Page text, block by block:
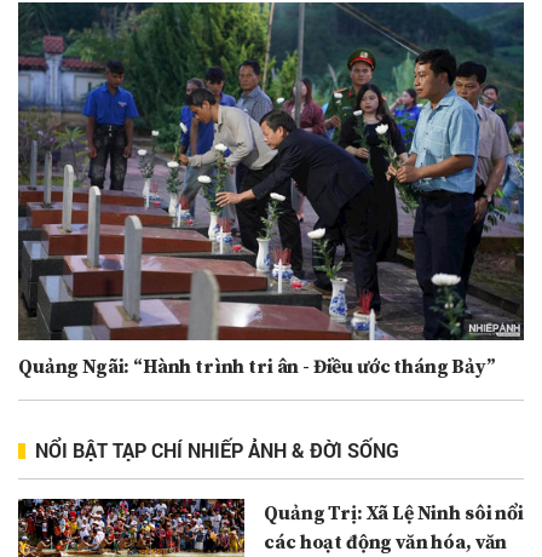
Quảng Ngãi: “Hành trình tri ân - Điều ước tháng Bảy”
NỔI BẬT TẠP CHÍ NHIẾP ẢNH & ĐỜI SỐNG
Quảng Trị: Xã Lệ Ninh sôi nổi
các hoạt động văn hóa, văn